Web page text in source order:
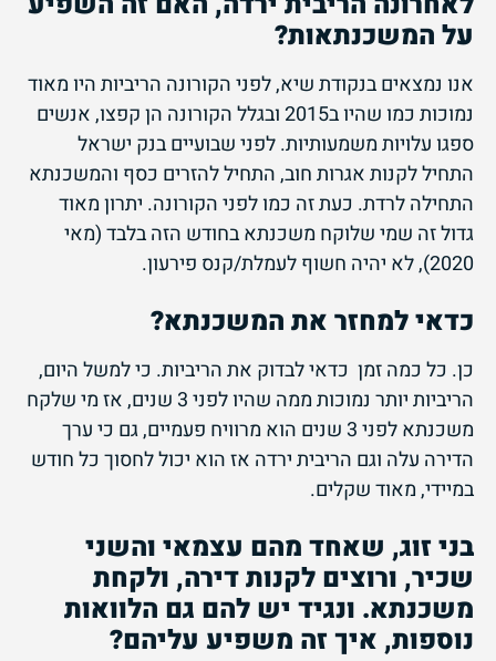
על המשכנתאות?
אנו נמצאים בנקודת שיא, לפני הקורונה הריביות היו מאוד
נמוכות כמו שהיו ב2015 ובגלל הקורונה הן קפצו, אנשים
ספגו עלויות משמעותיות. לפני שבועיים בנק ישראל
התחיל לקנות אגרות חוב, התחיל להזרים כסף והמשכנתא
התחילה לרדת. כעת זה כמו לפני הקורונה. יתרון מאוד
גדול זה שמי שלוקח משכנתא בחודש הזה בלבד (מאי
2020), לא יהיה חשוף לעמלת/קנס פירעון.
כדאי למחזר את המשכנתא?
כן. כל כמה זמן כדאי לבדוק את הריביות. כי למשל היום,
הריביות יותר נמוכות ממה שהיו לפני 3 שנים, אז מי שלקח
משכנתא לפני 3 שנים הוא מרוויח פעמיים, גם כי ערך
הדירה עלה וגם הריבית ירדה אז הוא יכול לחסוך כל חודש
במיידי, מאוד שקלים.
בני זוג, שאחד מהם עצמאי והשני
שכיר, ורוצים לקנות דירה, ולקחת
משכנתא. ונגיד יש להם גם הלוואות
נוספות, איך זה משפיע עליהם?